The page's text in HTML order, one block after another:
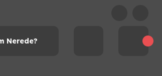
Nerede?